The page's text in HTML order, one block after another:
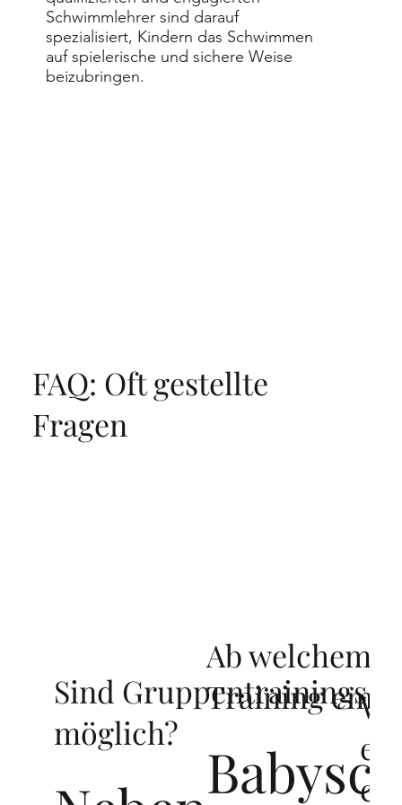
Schwimmlehrer sind darauf
spezialisiert, Kindern das Schwimmen
auf spielerische und sichere Weise
beizubringen.
FAQ: Oft gestellte
Fragen
Sind Gruppentrainings
möglich?
Ab welchem
Training